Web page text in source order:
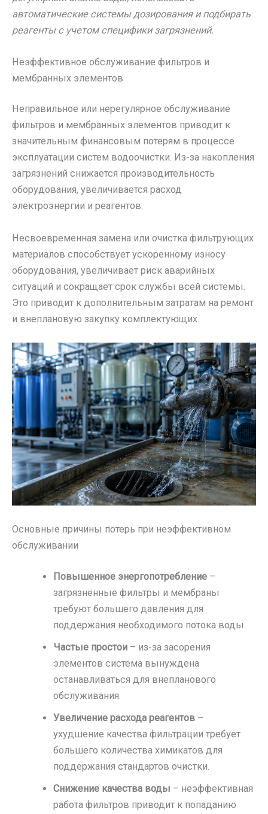
автоматические системы дозирования и подбирать
реагенты с учетом специфики загрязнений.
Неэффективное обслуживание фильтров и
мембранных элементов
Неправильное или нерегулярное обслуживание
фильтров и мембранных элементов приводит к
значительным финансовым потерям в процессе
эксплуатации систем водоочистки. Из-за накопления
загрязнений снижается производительность
оборудования, увеличивается расход
электроэнергии и реагентов.
Несвоевременная замена или очистка фильтрующих
материалов способствует ускоренному износу
оборудования, увеличивает риск аварийных
ситуаций и сокращает срок службы всей системы.
Это приводит к дополнительным затратам на ремонт
и внеплановую закупку комплектующих.
Основные причины потерь при неэффективном
обслуживании
Повышенное энергопотребление –
загрязнённые фильтры и мембраны
требуют большего давления для
поддержания необходимого потока воды.
Частые простои – из-за засорения
элементов система вынуждена
останавливаться для внепланового
обслуживания.
Увеличение расхода реагентов –
ухудшение качества фильтрации требует
большего количества химикатов для
поддержания стандартов очистки.
Снижение качества воды – неэффективная
работа фильтров приводит к попаданию